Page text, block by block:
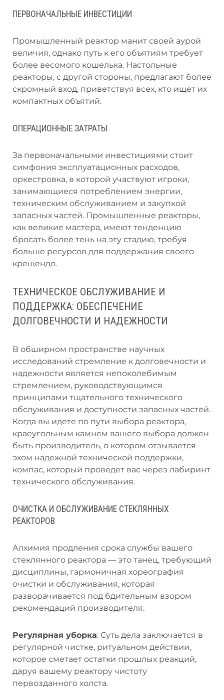
ПЕРВОНАЧАЛЬНЫЕ ИНВЕСТИЦИИ
Промышленный реактор манит своей аурой
величия, однако путь к его объятиям требует
более весомого кошелька. Настольные
реакторы, с другой стороны, предлагают более
скромный вход, приветствуя всех, кто ищет их
компактных объятий.
ОПЕРАЦИОННЫЕ ЗАТРАТЫ
За первоначальными инвестициями стоит
симфония эксплуатационных расходов,
оркестровка, в которой участвуют игроки,
занимающиеся потреблением энергии,
техническим обслуживанием и закупкой
запасных частей. Промышленные реакторы,
как великие мастера, имеют тенденцию
бросать более тень на эту стадию, требуя
больше ресурсов для поддержания своего
крещендо.
ТЕХНИЧЕСКОЕ ОБСЛУЖИВАНИЕ И
ПОДДЕРЖКА: ОБЕСПЕЧЕНИЕ
ДОЛГОВЕЧНОСТИ И НАДЕЖНОСТИ
В обширном пространстве научных
исследований стремление к долговечности и
надежности является непоколебимым
стремлением, руководствующимся
принципами тщательного технического
обслуживания и доступности запасных частей.
Когда вы идете по пути выбора реактора,
краеугольным камнем вашего выбора должен
быть производитель, о котором отзывается
эхом надежной технической поддержки,
компас, который проведет вас через лабиринт
технического обслуживания.
ОЧИСТКА И ОБСЛУЖИВАНИЕ СТЕКЛЯННЫХ
РЕАКТОРОВ
Алхимия продления срока службы вашего
стеклянного реактора — это танец, требующий
дисциплины, гармоничная хореография
очистки и обслуживания, которая
разворачивается под бдительным взором
рекомендаций производителя:
Регулярная уборка: Суть дела заключается в
регулярной чистке, ритуальном действии,
которое сметает остатки прошлых реакций,
даруя вашему реактору чистоту
первозданного холста.